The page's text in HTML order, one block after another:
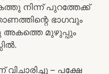
നിന്ന് പുറത്തേക്ക്
ഭാഗവും
അകത്തെ മുഴുപ്പും
– പക്ഷേ